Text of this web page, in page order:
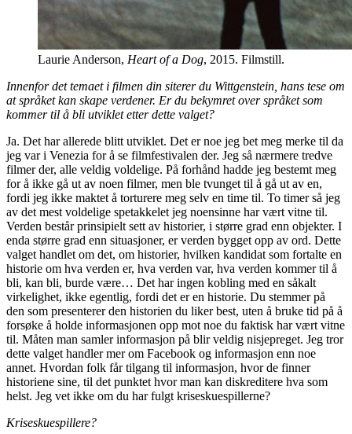
Laurie Anderson, Heart of a Dog, 2015. Filmstill.
Innenfor det temaet i filmen din siterer du Wittgenstein, hans tese om
at språket kan skape verdener. Er du bekymret over språket som
kommer til å bli utviklet etter dette valget?
Ja. Det har allerede blitt utviklet. Det er noe jeg bet meg merke til da
jeg var i Venezia for å se filmfestivalen der. Jeg så nærmere tredve
filmer der, alle veldig voldelige. På forhånd hadde jeg bestemt meg
for å ikke gå ut av noen filmer, men ble tvunget til å gå ut av en,
fordi jeg ikke maktet å torturere meg selv en time til. To timer så jeg
av det mest voldelige spetakkelet jeg noensinne har vært vitne til.
Verden består prinsipielt sett av historier, i større grad enn objekter. I
enda større grad enn situasjoner, er verden bygget opp av ord. Dette
valget handlet om det, om historier, hvilken kandidat som fortalte en
historie om hva verden er, hva verden var, hva verden kommer til å
bli, kan bli, burde være… Det har ingen kobling med en såkalt
virkelighet, ikke egentlig, fordi det er en historie. Du stemmer på
den som presenterer den historien du liker best, uten å bruke tid på å
forsøke å holde informasjonen opp mot noe du faktisk har vært vitne
til. Måten man samler informasjon på blir veldig nisjepreget. Jeg tror
dette valget handler mer om Facebook og informasjon enn noe
annet. Hvordan folk får tilgang til informasjon, hvor de finner
historiene sine, til det punktet hvor man kan diskreditere hva som
helst. Jeg vet ikke om du har fulgt kriseskuespillerne?
Kriseskuespillere?